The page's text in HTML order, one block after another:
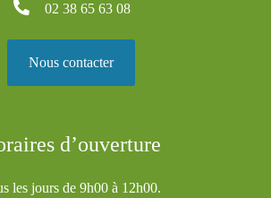
02 38 65 63 08
Nous contacter
d’ouverture
les jours de 9h00 à 12h00.